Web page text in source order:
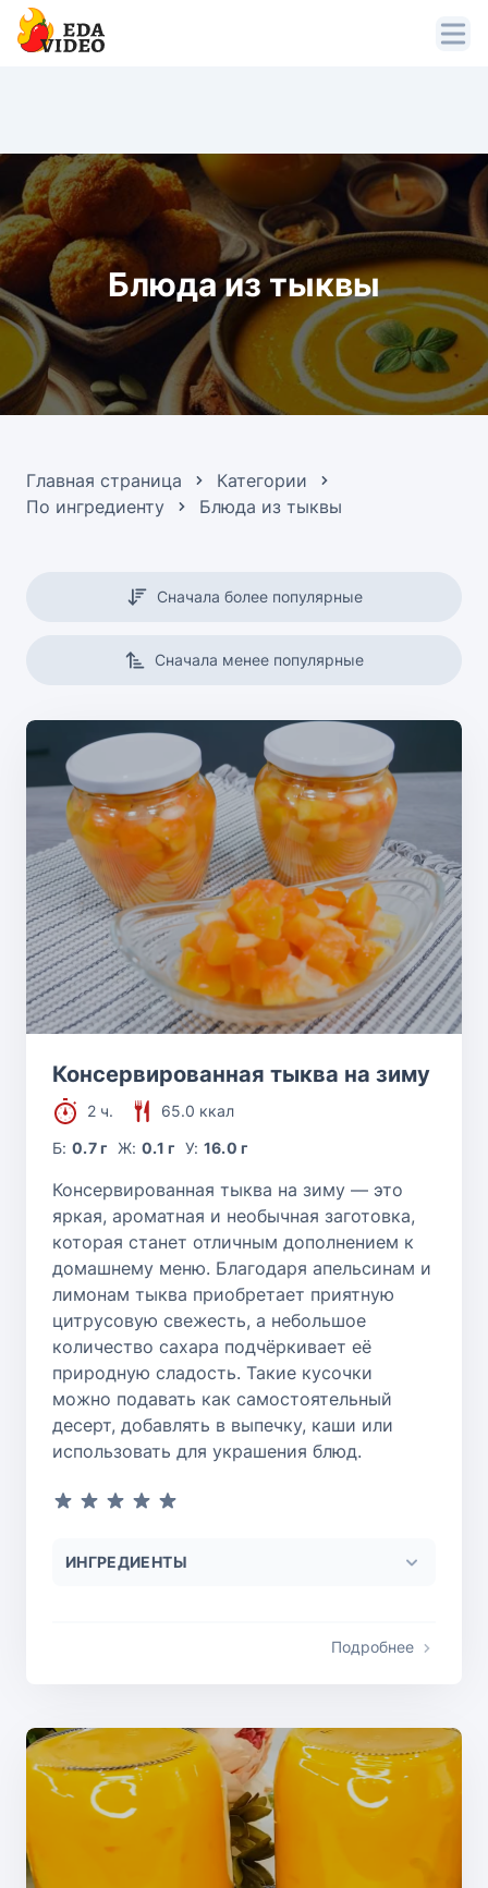
Блюда из тыквы
Главная страница
Категории
По ингредиенту
Блюда из тыквы
Сначала более популярные
Сначала менее популярные
Консервированная тыква на зиму
2 ч.
65.0 ккал
Б:0.7 г Ж: 0.1 г У: 16.0 г
Консервированная тыква на зиму — это
яркая, ароматная и необычная заготовка,
которая станет отличным дополнением к
домашнему меню. Благодаря апельсинам и
лимонам тыква приобретает приятную
цитрусовую свежесть, а небольшое
количество сахара подчёркивает её
природную сладость. Такие кусочки
можно подавать как самостоятельный
десерт, добавлять в выпечку, каши или
использовать для украшения блюд.
ИНГРЕДИЕНТЫ
Подробнее